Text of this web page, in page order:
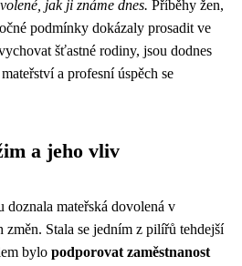
jak ji známe dnes. Příběhy žen,
podmínky dokázaly prosadit ve
šťastné rodiny, jsou dodnes
a profesní úspěch se
a jeho vliv
doznala mateřská dovolená v
změn. Stala se jedním z pilířů tehdejší
bylo podporovat zaměstnanost